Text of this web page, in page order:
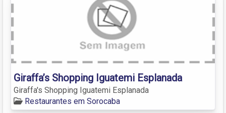
Giraffa’s Shopping Iguatemi Esplanada
Giraffa's Shopping Iguatemi Esplanada
Restaurantes em Sorocaba